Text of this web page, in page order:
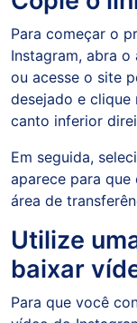
Para começar o
Instagram, abra
ou acesse o site
desejado e
canto inferior
Em seguida,
aparece para
área de
Utilize
baixar
Para que você